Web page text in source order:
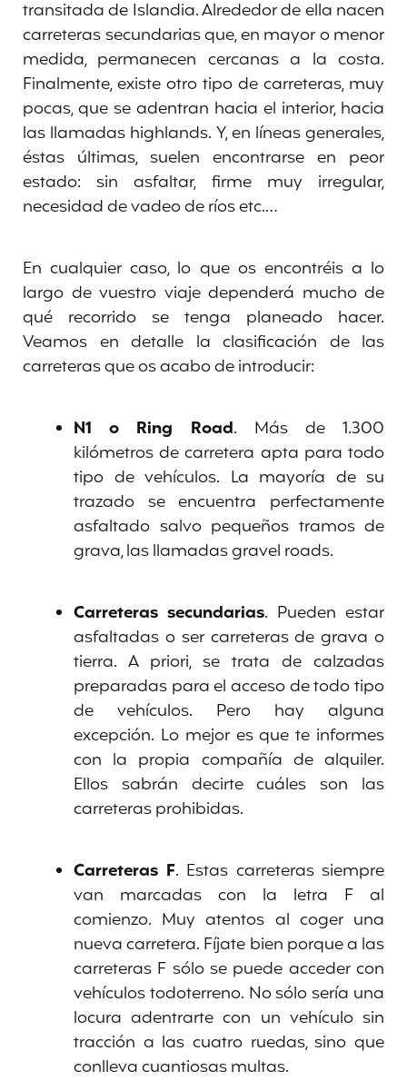
transitada de Islandia. Alrededor de ella nacen
carreteras secundarias que, en mayor o menor
medida, permanecen cercanas a la costa.
Finalmente, existe otro tipo de carreteras, muy
pocas, que se adentran hacia el interior, hacia
las llamadas highlands. Y, en líneas generales,
éstas últimas, suelen encontrarse en peor
estado: sin asfaltar, firme muy irregular,
necesidad de vadeo de ríos etc.…
En cualquier caso, lo que os encontréis a lo
largo de vuestro viaje dependerá mucho de
qué recorrido se tenga planeado hacer.
Veamos en detalle la clasificación de las
carreteras que os acabo de introducir:
N1 o Ring Road. Más de 1.300
kilómetros de carretera apta para todo
tipo de vehículos. La mayoría de su
trazado se encuentra perfectamente
asfaltado salvo pequeños tramos de
grava, las llamadas gravel roads.
Carreteras secundarias. Pueden estar
asfaltadas o ser carreteras de grava o
tierra. A priori, se trata de calzadas
preparadas para el acceso de todo tipo
de vehículos. Pero hay alguna
excepción. Lo mejor es que te informes
con la propia compañía de alquiler.
Ellos sabrán decirte cuáles son las
carreteras prohibidas.
Carreteras F. Estas carreteras siempre
van marcadas con la letra F al
comienzo. Muy atentos al coger una
nueva carretera. Fíjate bien porque a las
carreteras F sólo se puede acceder con
vehículos todoterreno. No sólo sería una
locura adentrarte con un vehículo sin
tracción a las cuatro ruedas, sino que
conlleva cuantiosas multas.